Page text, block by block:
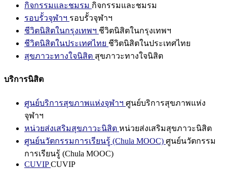
กิจกรรมและชมรม กิจกรรมและชมรม
รอบรั้วจุฬาฯ รอบรั้วจุฬาฯ
ชีวิตนิสิตในกรุงเทพฯ ชีวิตนิสิตในกรุงเทพฯ
ชีวิตนิสิตในประเทศไทย ชีวิตนิสิตในประเทศไทย
สุขภาวะทางใจนิสิต สุขภาวะทางใจนิสิต
บริการนิสิต
ศูนย์บริการสุขภาพแห่งจุฬาฯ ศูนย์บริการสุขภาพแห่ง
จุฬาฯ
หน่วยส่งเสริมสุขภาวะนิสิต หน่วยส่งเสริมสุขภาวะนิสิต
ศูนย์นวัตกรรมการเรียนรู้ (Chula MOOC) ศูนย์นวัตกรรม
การเรียนรู้ (Chula MOOC)
CUVIPCUVIP